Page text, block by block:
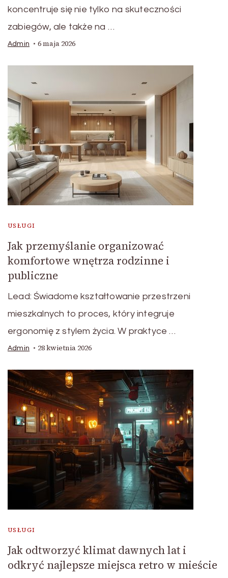
koncentruje się nie tylko na skuteczności
zabiegów, ale także na …
Admin 6 maja 2026
USŁUGI
Jak przemyślanie organizować
komfortowe wnętrza rodzinne i
publiczne
Lead: Świadome kształtowanie przestrzeni
mieszkalnych to proces, który integruje
ergonomię z stylem życia. W praktyce …
Admin 28 kwietnia 2026
USŁUGI
Jak odtworzyć klimat dawnych lat i
odkryć najlepsze miejsca retro w mieście